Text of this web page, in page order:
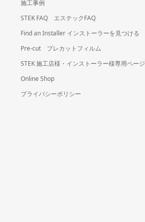
施工事例
STEK FAQ エステックFAQ
Find an Installer インストーラーを見つける
Pre-cut プレカットフィルム
STEK 施工店様・インストーラー様専用ページ
Online Shop
プライバシーポリシー